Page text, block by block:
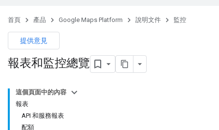
首頁 產品 Google Maps Platform 說明文件 監控
提供意見
報表和監控總覽
這個頁面中的內容
報表
API 和服務報表
配額